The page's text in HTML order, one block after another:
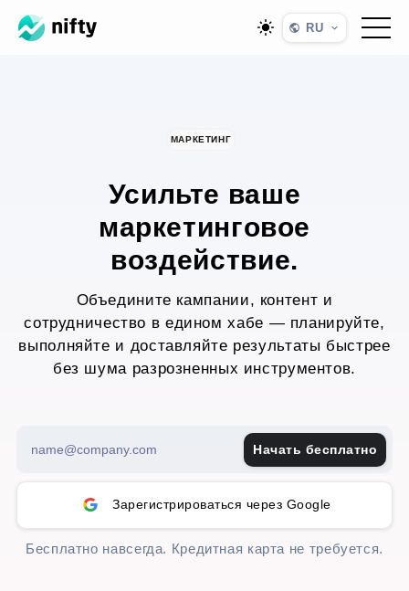
RU
МАРКЕТИНГ
Усильте ваше
маркетинговое
воздействие.
Объедините кампании, контент и
сотрудничество в едином хабе — планируйте,
выполняйте и доставляйте результаты быстрее
без шума разрозненных инструментов.
Начать бесплатно
Зарегистрироваться через Google
Бесплатно навсегда. Кредитная карта не требуется.